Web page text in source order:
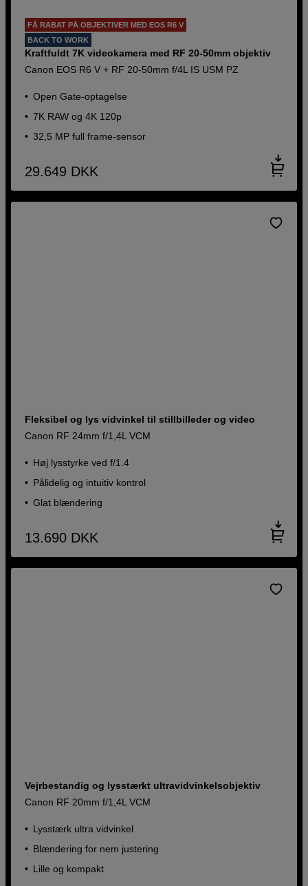
FÅ RABAT PÅ OBJEKTIVER MED EOS R6 V
BACK TO WORK
Kraftfuldt 7K videokamera med RF 20-50mm objektiv
Canon EOS R6 V + RF 20-50mm f/4L IS USM PZ
Open Gate-optagelse
7K RAW og 4K 120p
32,5 MP full frame-sensor
29.649 DKK
Fleksibel og lys vidvinkel til stillbilleder og video
Canon RF 24mm f/1,4L VCM
Høj lysstyrke ved f/1.4
Pålidelig og intuitiv kontrol
Glat blændering
13.690 DKK
Vejrbestandig og lysstærkt ultravidvinkelsobjektiv
Canon RF 20mm f/1,4L VCM
Lysstærk ultra vidvinkel
Blændering for nem justering
Lille og kompakt